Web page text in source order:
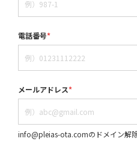
電話番号*
メールアドレス*
info@pleias-ota.comのドメイン解除